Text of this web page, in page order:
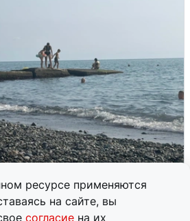
ресурсе применяются
на сайте, вы
согласие на их
новая угроза БПЛА